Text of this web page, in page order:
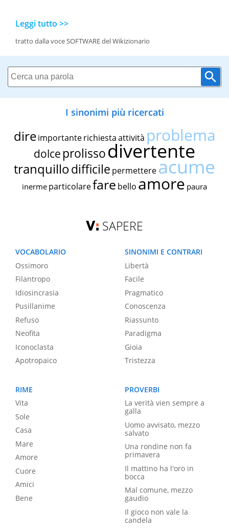
Leggi tutto >>
tratto dalla voce SOFTWARE del Wikizionario
I sinonimi più ricercati
dire importante richiestaattività problema
dolce prolissodivertente
tranquillodifficile permettereacume
inerme particolarefare bello amore paura
SAPERE
VOCABOLARIO
Ossimoro
Filantropo
Idiosincrasia
Pusillanime
Refuso
Neofita
Iconoclasta
Apotropaico
SINONIMI E CONTRARI
Libertà
Facile
Pragmatico
Conoscenza
Riassunto
Paradigma
Gioia
Tristezza
RIME
Vita
Sole
Casa
Mare
Amore
Cuore
Amici
Bene
PROVERBI
La verità vien sempre a
galla
Uomo avvisato, mezzo
salvato
Una rondine non fa
primavera
Il mattino ha l'oro in
bocca
Mal comune, mezzo
gaudio
Il gioco non vale la
candela